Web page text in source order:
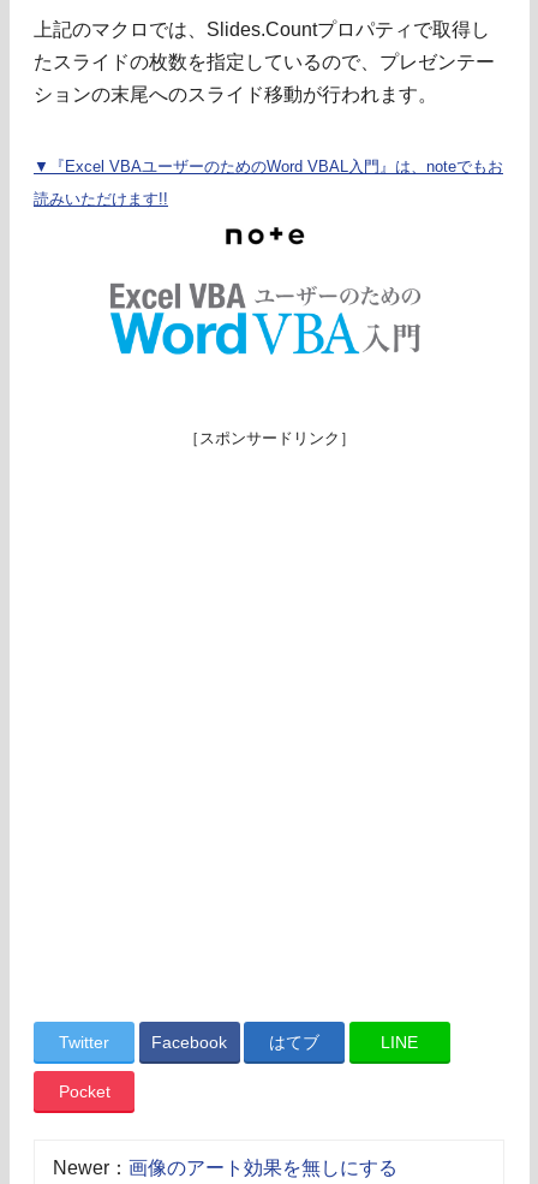
上記のマクロでは、Slides.Countプロパティで取得し
たスライドの枚数を指定しているので、プレゼンテー
ションの末尾へのスライド移動が行われます。
▼『Excel VBAユーザーのためのWord VBAL入門』は、noteでもお
読みいただけます!!
［スポンサードリンク］
Twitter Facebook はてブ LINE
Pocket
Newer： 画像のアート効果を無しにする